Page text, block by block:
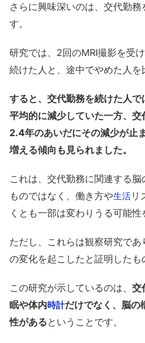
さらに興味深いのは、交代勤
す。
研究では、2回のMRI撮影を受
続けた人と、途中でやめた人を
すると、交代勤務を続けた人
平均的に減少していた一方、
2.4年のあいだにその減少が止
増える傾向も見られました。
これは、交代勤務に関連する
ものではなく、働き方や生活リ
くとも一部は変わりうる可能性
ただし、これらは観察研究で
の変化を起こしたと証明したも
この研究が示しているのは、 交
眠や体内時計だけでなく、脳の
性があるということです。